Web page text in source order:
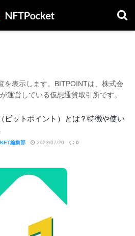
を表示します。BITPOINTは、株式会
運営している仮想通貨取引所です。
ビットポイント）とは？特徴や使い
編集部 2023/07/20 0